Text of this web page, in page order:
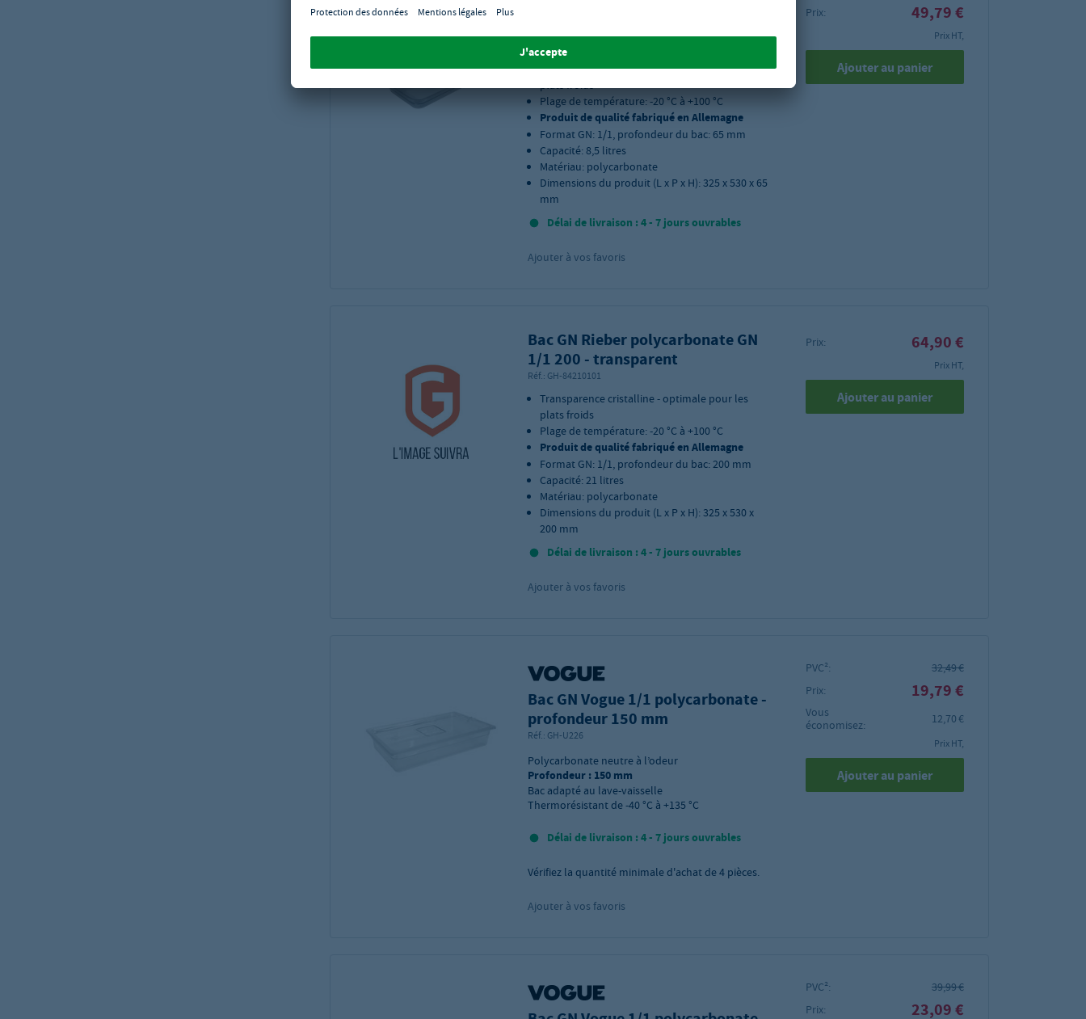
Réf.:
Transparence cristalline - optimale pour les
plats froids
Plage de température: -20 °C à +100 °C
Produit de qualité fabriqué en Allemagne
Format GN: 1/1, profondeur du bac: 65 mm
Capacité: 8,5 litres
Matériau: polycarbonate
Dimensions du produit (L x P x H): 325 x 530 x 65
mm
Délai de livraison : 4 - 7 jours ouvrables
Ajouter à vos favoris
Prix: 49,79 €
Prix HT,
Ajouter au panier
Bac GN Rieber polycarbonate GN
1/1 200 - transparent
Réf.: GH-84210101
Transparence cristalline - optimale pour les
plats froids
Plage de température: -20 °C à +100 °C
Produit de qualité fabriqué en Allemagne
Format GN: 1/1, profondeur du bac: 200 mm
Capacité: 21 litres
Matériau: polycarbonate
Dimensions du produit (L x P x H): 325 x 530 x
200 mm
Délai de livraison : 4 - 7 jours ouvrables
Ajouter à vos favoris
Prix: 64,90 €
Prix HT,
Ajouter au panier
Bac GN Vogue 1/1 polycarbonate -
profondeur 150 mm
Réf.: GH-U226
Polycarbonate neutre à l’odeur
Profondeur : 150 mm
Bac adapté au lave-vaisselle
Thermorésistant de -40 °C à +135 °C
Délai de livraison : 4 - 7 jours ouvrables
Vérifiez la quantité minimale d'achat de4 pièces.
Ajouter à vos favoris
PVC²:
32,49 €
Prix:
19,79 €
Vous
économisez:
12,70 €
Prix HT,
Ajouter au panier
PVC²:
39,99 €
Prix:
23,09 €